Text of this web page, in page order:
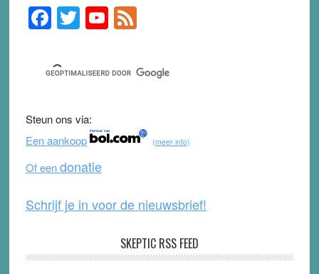
Primary
Sidebar
F
a
c
e
b
o
o
k
T
wi
tt
er
Y
o
u
T
b
e
F
e
d
Steun ons via:
Een aankoop
(meer info)
Of eendonatie
Schrijf je in voor de nieuwsbrief!
SKEPTIC RSS FEED